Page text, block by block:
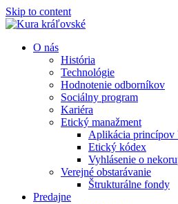
Skip to content
O nás
História
Technológie
Hodnotenie odborníkov
Sociálny program
Kariéra
Etický manažment
Aplikácia princípov
Etický kódex
Vyhlásenie o
Verejné obstarávanie
Štrukturálne fondy
Predajne